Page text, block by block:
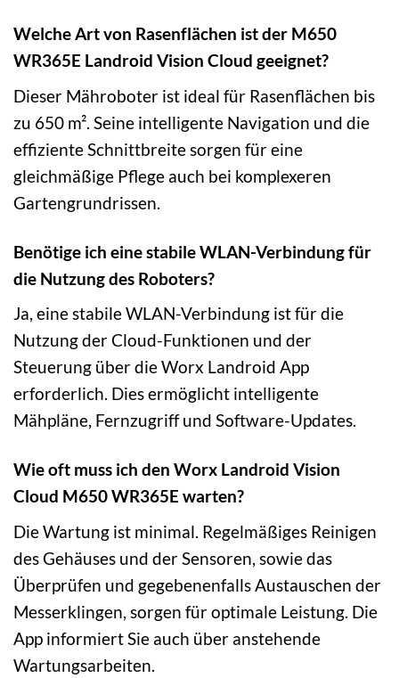
Welche Art von Rasenflächen ist der M650
WR365E Landroid Vision Cloud geeignet?
Dieser Mähroboter ist ideal für Rasenflächen bis
zu 650 m². Seine intelligente Navigation und die
effiziente Schnittbreite sorgen für eine
gleichmäßige Pflege auch bei komplexeren
Gartengrundrissen.
Benötige ich eine stabile WLAN-Verbindung für
die Nutzung des Roboters?
Ja, eine stabile WLAN-Verbindung ist für die
Nutzung der Cloud-Funktionen und der
Steuerung über die Worx Landroid App
erforderlich. Dies ermöglicht intelligente
Mähpläne, Fernzugriff und Software-Updates.
Wie oft muss ich den Worx Landroid Vision
Cloud M650 WR365E warten?
Die Wartung ist minimal. Regelmäßiges Reinigen
des Gehäuses und der Sensoren, sowie das
Überprüfen und gegebenenfalls Austauschen der
Messerklingen, sorgen für optimale Leistung. Die
App informiert Sie auch über anstehende
Wartungsarbeiten.